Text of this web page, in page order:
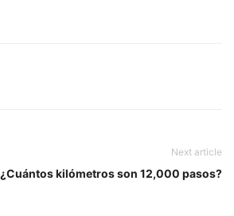
Next article
¿Cuántos kilómetros son 12,000 pasos?